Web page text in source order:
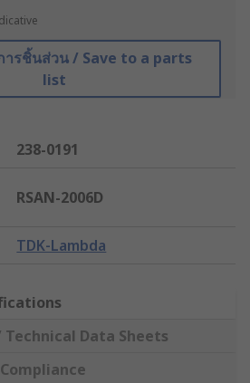
ารชิ้นส่วน / Save to a parts
list
238-0191
RSAN-2006D
TDK-Lambda
Data Sheets